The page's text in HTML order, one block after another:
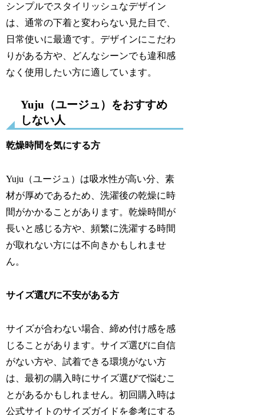
シンプルでスタイリッシュなデザイン
は、通常の下着と変わらない見た目で、
日常使いに最適です。デザインにこだわ
りがある方や、どんなシーンでも違和感
なく使用したい方に適しています。
Yuju（ユージュ）をおすすめ
しない人
乾燥時間を気にする方
Yuju（ユージュ）は吸水性が高い分、素
材が厚めであるため、洗濯後の乾燥に時
間がかかることがあります。乾燥時間が
長いと感じる方や、頻繁に洗濯する時間
が取れない方には不向きかもしれませ
ん。
サイズ選びに不安がある方
サイズが合わない場合、締め付け感を感
じることがあります。サイズ選びに自信
がない方や、試着できる環境がない方
は、最初の購入時にサイズ選びで悩むこ
とがあるかもしれません。初回購入時は
公式サイトのサイズガイドを参考にする